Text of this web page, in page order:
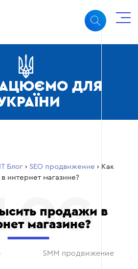
ДЛЯ
ІТ Блог › SEO продвижение › Как
интернет магазине?
продажи в
магазине?
SMM продвижение